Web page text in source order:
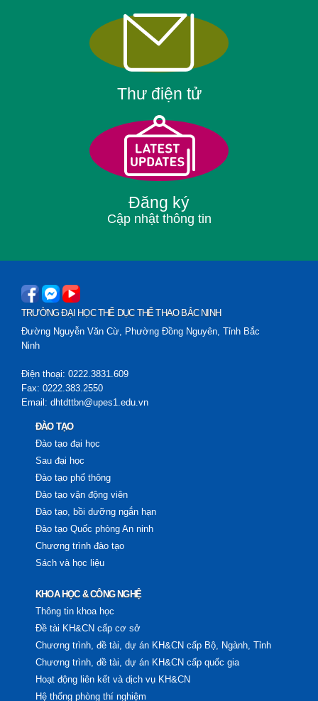
Thư điện tử
Đăng ký
Cập nhật thông tin
TRƯỜNG ĐẠI HỌC THỂ DỤC THỂ THAO BẮC NINH
Đường Nguyễn Văn Cừ, Phường Đồng Nguyên, Tỉnh Bắc
Ninh
Điện thoại: 0222.3831.609
Fax: 0222.383.2550
Email: dhtdttbn@upes1.edu.vn
ĐÀO TẠO
Đào tạo đại học
Sau đại học
Đào tạo phổ thông
Đào tạo vận động viên
Đào tạo, bồi dưỡng ngắn hạn
Đào tạo Quốc phòng An ninh
Chương trình đào tạo
Sách và học liệu
KHOA HỌC & CÔNG NGHỆ
Thông tin khoa học
Đề tài KH&CN cấp cơ sở
Chương trình, đề tài, dự án KH&CN cấp Bộ, Ngành, Tỉnh
Chương trình, đề tài, dự án KH&CN cấp quốc gia
Hoạt động liên kết và dịch vụ KH&CN
Hệ thống phòng thí nghiệm